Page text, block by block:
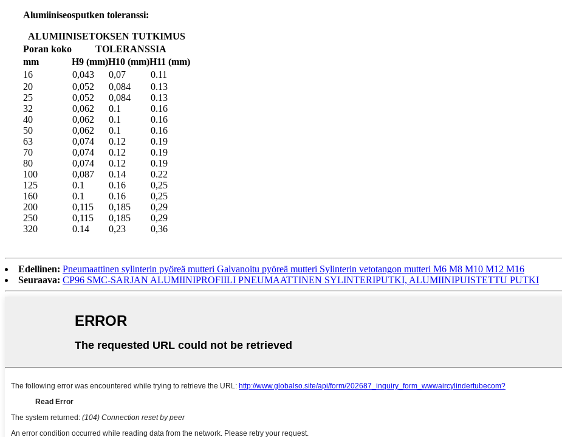
Alumiiniseosputken toleranssi:
ALUMIINISETOKSEN TUTKIMUS
Poran koko
TOLERANSSIA
mm
H9 (mm)H10 (mm)H11 (mm)
16
0,043 0,07
0.11
20
0,052 0,084
0.13
25
0,052 0,084
0.13
32
0,062 0.1
0.16
40
0,062 0.1
0.16
50
0,062 0.1
0.16
63
0,074 0.12
0.19
70
0,074 0.12
0.19
80
0,074 0.12
0.19
100
0,087 0.14
0.22
125
0.1 0.16
0,25
160
0.1 0.16
0,25
200
0,115 0,185
0,29
250
0,115 0,185
0,29
320
0.14 0,23 0,36
Edellinen: Pneumaattinen sylinterin pyöreä mutteri Galvanoitu pyöreä mutteri Sylinterin vetotangon mutteri M6 M8 M10 M12 M16
Seuraava: CP96 SMC-SARJAN ALUMIINIPROFIILI PNEUMAATTINEN SYLINTERIPUTKI, ALUMIINIPUISTETTU PUTKI